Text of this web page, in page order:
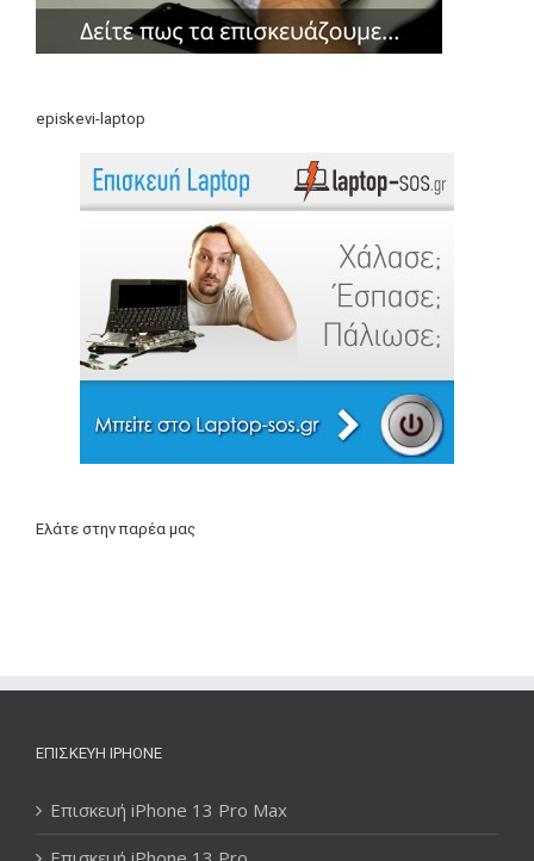
episkevi-laptop
Ελάτε στην παρέα μας
ΕΠΙΣΚΕΥΉ IPHONE
Επισκευή iPhone 13 Pro Max